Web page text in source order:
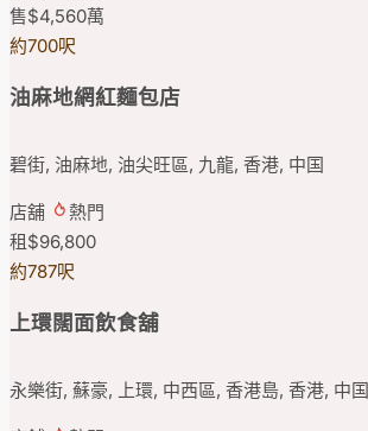
售$4,560萬
約700呎
油麻地網紅麵包店
碧街, 油麻地, 油尖旺區, 九龍, 香港, 中国
店舖
熱門
租 $96,800
約787呎
上環闊面飲食舖
永樂街, 蘇豪, 上環, 中西區, 香港島, 香港, 中国